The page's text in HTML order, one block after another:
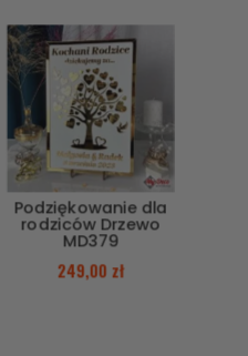
Podziękowanie dla
rodziców Drzewo
MD379
249,00zł